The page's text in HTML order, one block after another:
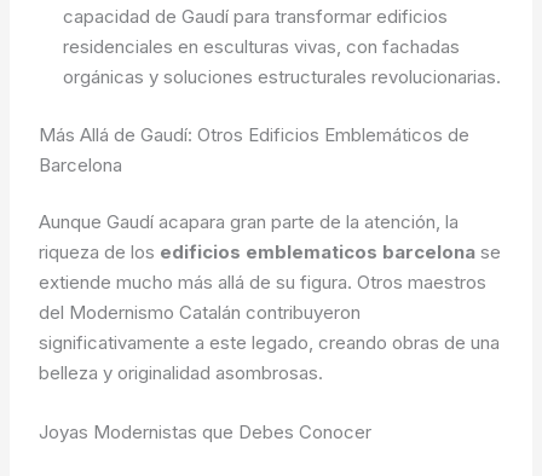
capacidad de Gaudí para transformar edificios
residenciales en esculturas vivas, con fachadas
orgánicas y soluciones estructurales revolucionarias.
Más Allá de Gaudí: Otros Edificios Emblemáticos de
Barcelona
Aunque Gaudí acapara gran parte de la atención, la
riqueza de los edificios emblematicos barcelona se
extiende mucho más allá de su figura. Otros maestros
del Modernismo Catalán contribuyeron
significativamente a este legado, creando obras de una
belleza y originalidad asombrosas.
Joyas Modernistas que Debes Conocer